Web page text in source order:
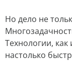
Но дело не
Технологии,
настолько